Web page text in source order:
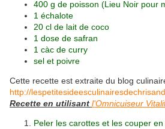
400 g de poisson (Lieu Noir pour
1 échalote
20 cl de lait de coco
1 dose de safran
1 càc de curry
sel et poivre
Cette recette est extraite du blog
http://
Recette en utilisant l'Omnicuiseur
Peler les carottes et les couper